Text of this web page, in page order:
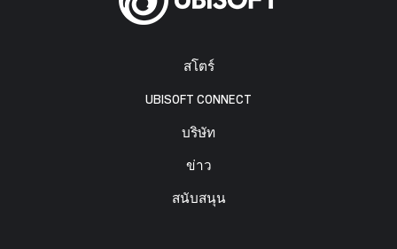
สโตร์
UBISOFT CONNECT
บริษัท
ข่าว
สนับสนุน